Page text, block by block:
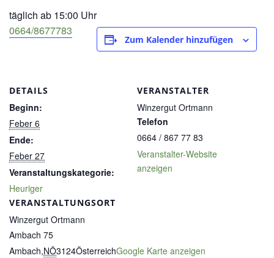
täglich ab 15:00 Uhr
0664/8677783
Zum Kalender hinzufügen
DETAILS
Beginn:
Feber 6
Ende:
Feber 27
Veranstaltungskategorie:
Heuriger
VERANSTALTUNGSORT
Winzergut Ortmann
Ambach 75
Ambach,NÖ3124ÖsterreichGoogle Karte anzeigen
VERANSTALTER
Winzergut Ortmann
Telefon
0664 / 867 77 83
Veranstalter-Website
anzeigen